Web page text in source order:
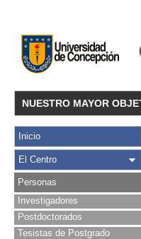
NUESTRO MAYOR
Inicio
El Centro
Personas
Investigadores
Postdoctorados
Tesistas de Postgrado